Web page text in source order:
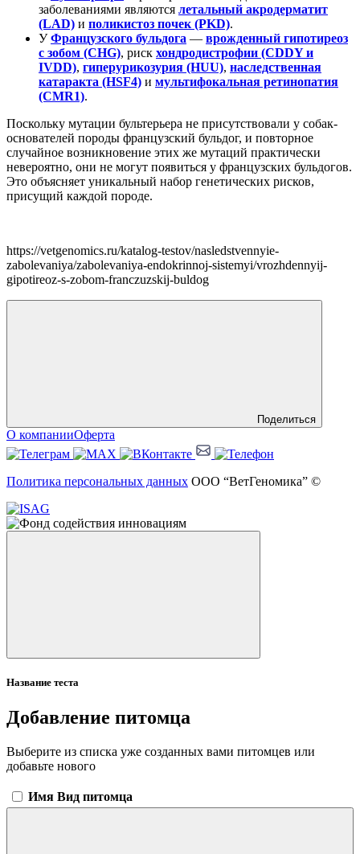
заболеваниями являются летальный акродерматит
(LAD) и поликистоз почек (PKD).
УФранцузского бульдога — врожденный гипотиреоз
с зобом (CHG), риск хондродистрофии (CDDY и
IVDD), гиперурикозурия (HUU), наследственная
катаракта (HSF4) и мультифокальная ретинопатия
(CMR1).
Поскольку мутации бультерьера не присутствовали у собак-
основателей породы французский бульдог, и повторное
случайное возникновение этих же мутаций практически
невероятно, они не могут появиться у французских бульдогов.
Это объясняет уникальный набор генетических рисков,
присущий каждой породе.
https://vetgenomics.ru/katalog-testov/nasledstvennyie-
zabolevaniya/zabolevaniya-endokrinnoj-sistemyi/vrozhdennyij-
gipotireoz-s-zobom-franczuzskij-buldog
Поделиться
О компанииОферта
Политика персональных данных ООО “ВетГеномика” ©
Название теста
Добавление питомца
Выберите из списка уже созданных вами питомцев или
добавьте нового
Имя Вид питомца